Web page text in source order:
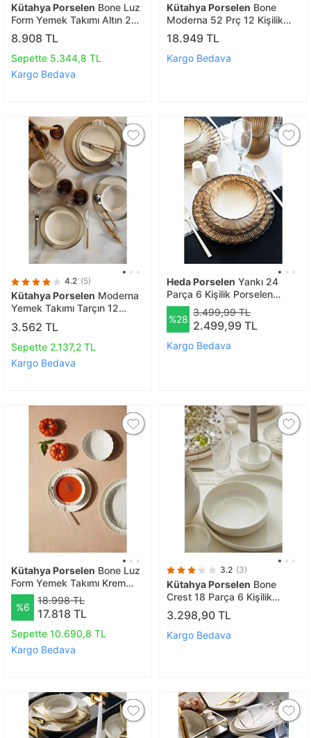
Kütahya Porselen Bone Luz
Form Yemek Takımı Altın 24
Parça 6 Kişilik
8.908 TL
Sepette 5.344,8 TL
Kargo Bedava
Kütahya Porselen Bone
Moderna 52 Prç 12 Kişilik
Yemek Takımı Platin File
18.949 TL
Kargo Bedava
4.2 (5)
Kütahya Porselen Moderna
Yemek Takımı Tarçın 12
Parça 4 Kişilik
3.562 TL
Sepette 2.137,2 TL
Kargo Bedava
Heda Porselen Yankı 24
Parça 6 Kişilik Porselen
Yemek Takımı
%28
3.499,99 TL
2.499,99 TL
Kargo Bedava
Kütahya Porselen Bone Luz
Form Yemek Takımı Krem
Filesiz 52 Parça 12 Kişilik
%6
18.998 TL
17.818 TL
Sepette 10.690,8 TL
Kargo Bedava
3.2 (3)
Kütahya Porselen Bone
Crest 18 Parça 6 Kişilik
Yemek Takımı
3.298,90 TL
Kargo Bedava